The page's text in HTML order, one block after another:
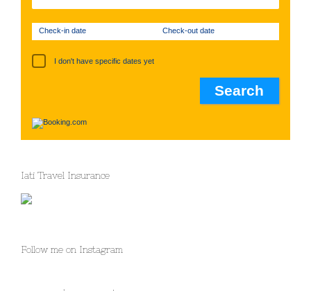
Check-in date Check-out date
I don't have specific dates yet
Iati Travel Insurance
Follow me on Instagram